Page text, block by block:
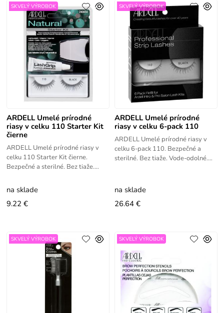
ARDELL Umelé prírodné
riasy v celku 110 Starter Kit
čierne
ARDELL Umelé prírodné riasy v
celku 110 Starter Kit čierne.
Bezpečné a sterilné. Bez tiaže.
aplikovateľné. Perfektnou voľbou
SKVELÝ VÝROBOK
na sklade
9.22 €
ARDELL Umelé prírodné
riasy v celku 6-pack 110
ARDELL Umelé prírodné riasy v
celku 6-pack 110. Bezpečné a
sterilné. Bez tiaže. Vode-odolné.
SKVELÝ VÝROBOK
na sklade
26.64 €
SKVELÝ VÝROBOK SKVELÝ VÝROBOK